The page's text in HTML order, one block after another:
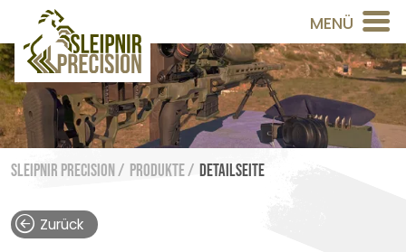
MENÜ
Sleipnir Precision / Produkte / Detailseite
Zurück